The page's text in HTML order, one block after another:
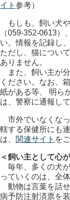
イト 参考）
もしも、飼い犬
（059-352-0613）
い。情報を記録し
ただし、猫につい
ありません。
また、飼い主が
ください。なお、
紙がある等、 明ら
は、警察に通報し
市外でいなくな
轄する保健所にも
は、 関連サイト を
＜飼い主として心
毎年、多くの犬
っていくのは、全
動物は言葉を話
病予防注射済票を